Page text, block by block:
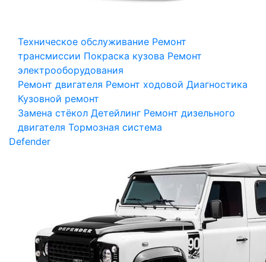
Техническое обслуживание Ремонт
трансмиссии Покраска кузова Ремонт
электрооборудования
Ремонт двигателя Ремонт ходовой Диагностика
Кузовной ремонт
Замена стёкол Детейлинг Ремонт дизельного
двигателя Тормозная система
Defender